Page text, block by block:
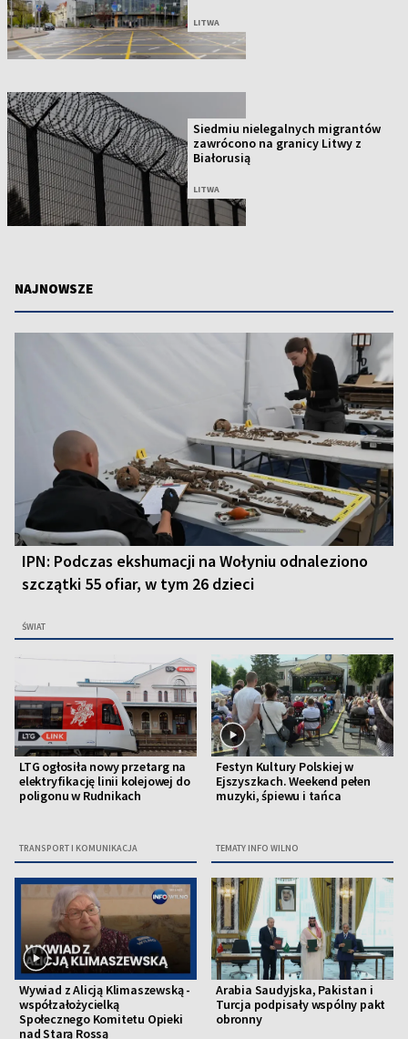
LITWA
Siedmiu nielegalnych migrantów
zawrócono na granicy Litwy z
Białorusią
LITWA
NAJNOWSZE
IPN: Podczas ekshumacji na Wołyniu odnaleziono
szczątki 55 ofiar, w tym 26 dzieci
ŚWIAT
LTG ogłosiła nowy przetarg na
elektryfikację linii kolejowej do
poligonu w Rudnikach
TRANSPORT I KOMUNIKACJA
Festyn Kultury Polskiej w
Ejszyszkach. Weekend pełen
muzyki, śpiewu i tańca
TEMATY INFO WILNO
Wywiad z Alicją Klimaszewską -
współzałożycielką
Społecznego Komitetu Opieki
nad Starą Rossą
Arabia Saudyjska, Pakistan i
Turcja podpisały wspólny pakt
obronny